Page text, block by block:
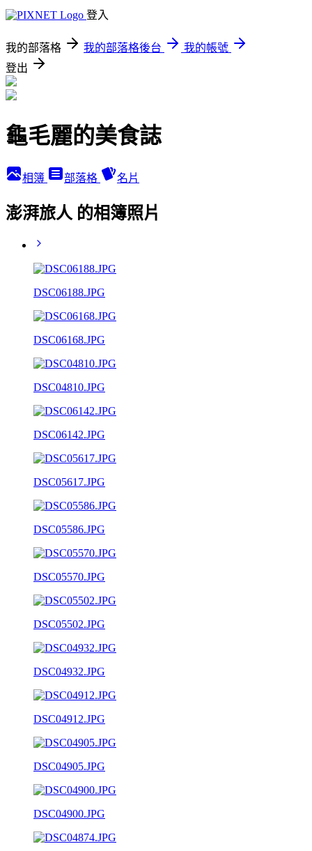
登入
我的部落格 我的部落格後台
我的帳號
登出
龜毛麗的美食誌
相簿 部落格 名片
澎湃旅人 的相簿照片
DSC06188.JPG
DSC06168.JPG
DSC04810.JPG
DSC06142.JPG
DSC05617.JPG
DSC05586.JPG
DSC05570.JPG
DSC05502.JPG
DSC04932.JPG
DSC04912.JPG
DSC04905.JPG
DSC04900.JPG